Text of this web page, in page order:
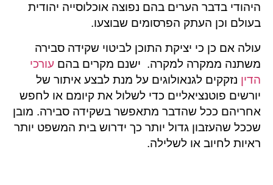
היהודי בדבר הערים בהם נפוצה אוכלוסייה יהודית
בעולם וכן העתק הפרסומים שבוצעו.
עולה אם כן כי יציקת התוכן לביטוי שקידה סבירה
משתנה ממקרה למקרה. ישנם מקרים בהם עורכי
הדין נזקקים לגנאולוגים על מנת לבצע איתור של
יורשים פוטנציאליים כדי לשלול את קיומם או לחפש
אחריהם ככל שהדבר מתאפשר בשקידה סבירה. מובן
שככל שהעזבון גדול יותר כך ידרוש בית המשפט יותר
ראיות לחיוב או לשלילה.